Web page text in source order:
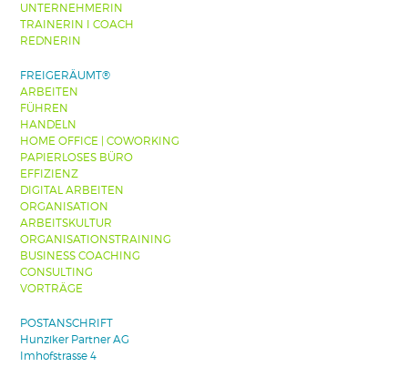
UNTERNEHMERIN
TRAINERIN I COACH
REDNERIN
FREIGERÄUMT®
ARBEITEN
FÜHREN
HANDELN
HOME OFFICE | COWORKING
PAPIERLOSES BÜRO
EFFIZIENZ
DIGITAL ARBEITEN
ORGANISATION
ARBEITSKULTUR
ORGANISATIONSTRAINING
BUSINESS COACHING
CONSULTING
VORTRÄGE
POSTANSCHRIFT
Hunziker Partner AG
Imhofstrasse 4